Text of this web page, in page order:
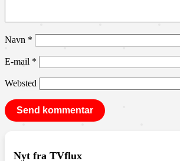
Navn *
E-mail *
Websted
Nyt fra TVflux